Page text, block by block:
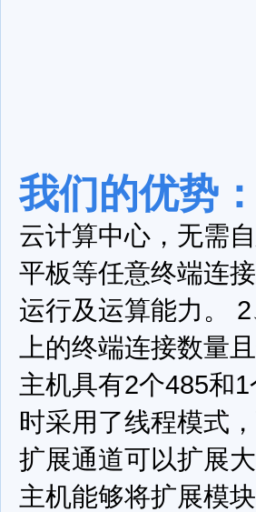
我们的优势：
云计算中心，无需
平板等任意终端连
运行及运算能力。
上的终端连接数量
主机具有2个485和
时采用了线程模式
扩展通道可以扩展
主机能够将扩展模